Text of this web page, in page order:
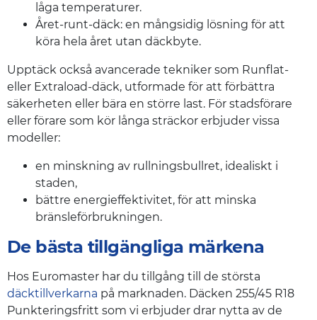
låga temperaturer.
Året-runt-däck: en mångsidig lösning för att
köra hela året utan däckbyte.
Upptäck också avancerade tekniker som Runflat-
eller Extraload-däck, utformade för att förbättra
säkerheten eller bära en större last. För stadsförare
eller förare som kör långa sträckor erbjuder vissa
modeller:
en minskning av rullningsbullret, idealiskt i
staden,
bättre energieffektivitet, för att minska
bränsleförbrukningen.
De bästa tillgängliga märkena
Hos Euromaster har du tillgång till de största
däcktillverkarna på marknaden. Däcken 255/45 R18
Punkteringsfritt som vi erbjuder drar nytta av de